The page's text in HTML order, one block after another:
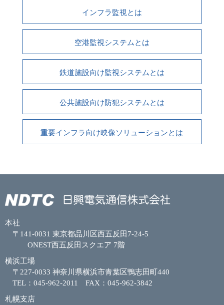
インフラ監視とは
空港監視システムとは
鉄道施設向け監視システムとは
公共施設向け防犯システムとは
重要インフラ向け映像ソリューションとは
本社
〒141-0031 東京都品川区西五反田7-24-5
ONEST西五反田スクエア 7階
横浜工場
〒227-0033 神奈川県横浜市青葉区鴨志田町440
TEL：045-962-2011 FAX：045-962-3842
札幌支店